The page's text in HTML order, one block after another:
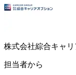
株式会社綜合キャ
担当者から